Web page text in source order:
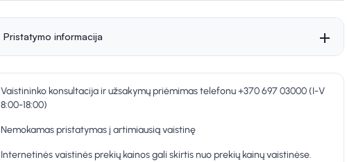
Pristatymo informacija
Vaistininko konsultacija ir užsakymų priėmimas telefonu +370 697 03000 (I-V
8:00-18:00)
Nemokamas pristatymas į artimiausią vaistinę
Internetinės vaistinės prekių kainos gali skirtis nuo prekių kainų vaistinėse.